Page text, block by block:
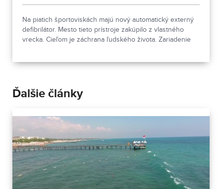
Na piatich športoviskách majú nový automatický externý
defibrilátor. Mesto tieto prístroje zakúpilo z vlastného
vrecka. Cieľom je záchrana ľudského života. Zariadenie
Ďalšie články